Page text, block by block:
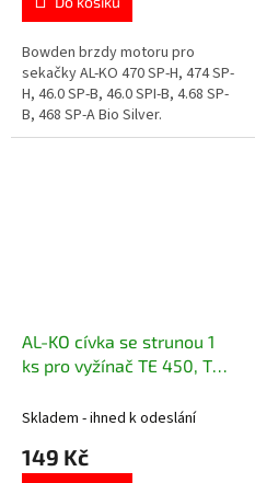
Bowden brzdy motoru pro
sekačky AL-KO 470 SP-H, 474 SP-
H, 46.0 SP-B, 46.0 SPI-B, 4.68 SP-
B, 468 SP-A Bio Silver.
AL-KO cívka se strunou 1
ks pro vyžínač TE 450, TE
Skladem - ihned k odeslání
149 Kč